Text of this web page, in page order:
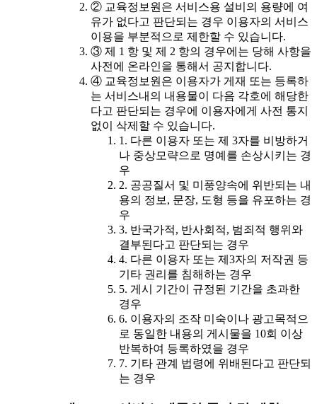
② 교육정보원은 서비스용 설비의 용량에 여
유가 없다고 판단되는 경우 이용자의 서비스
이용을 부분적으로 제한할 수 있습니다.
③ 제 1 항 및 제 2 항의 경우에는 당해 사항을
사전에 온라인을 통해서 공지합니다.
④ 교육정보원은 이용자가 게재 또는 등록하
는 서비스내의 내용물이 다음 각호에 해당한
다고 판단되는 경우에 이용자에게 사전 통지
없이 삭제할 수 있습니다.
1. 다른 이용자 또는 제 3자를 비방하거
나 중상모략으로 명예를 손상시키는 경
우
2. 공공질서 및 미풍양속에 위반되는 내
용의 정보, 문장, 도형 등을 유포하는 경
우
3. 반국가적, 반사회적, 범죄적 행위와
결부된다고 판단되는 경우
4. 다른 이용자 또는 제3자의 저작권 등
기타 권리를 침해하는 경우
5. 게시 기간이 규정된 기간을 초과한
경우
6. 이용자의 조작 미숙이나 광고목적으
로 동일한 내용의 게시물을 10회 이상
반복하여 등록하였을 경우
7. 기타 관계 법령에 위배된다고 판단되
는 경우